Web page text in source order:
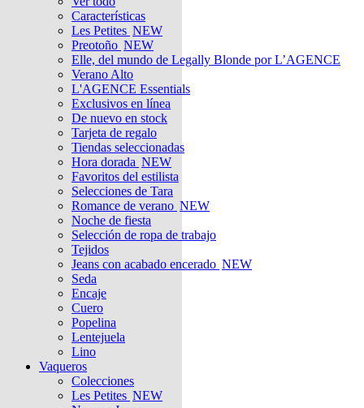
Características
Les Petites NEW
Preotoño NEW
Elle, del mundo de Legally Blonde por L’AGENCE
Verano Alto
L'AGENCE Essentials
Exclusivos en línea
De nuevo en stock
Tarjeta de regalo
Tiendas seleccionadas
Hora dorada NEW
Favoritos del estilista
Selecciones de Tara
Romance de verano NEW
Noche de fiesta
Selección de ropa de trabajo
Tejidos
Jeans con acabado encerado NEW
Seda
Encaje
Cuero
Popelina
Lentejuela
Lino
Vaqueros
Colecciones
Les Petites NEW